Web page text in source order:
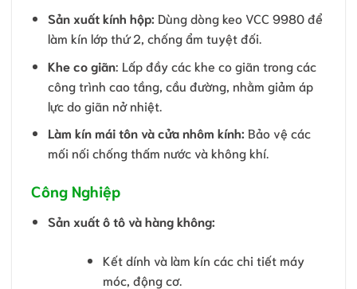
Sản xuất kính hộp: Dùng dòng keo VCC 9980 để
làm kín lớp thứ 2, chống ẩm tuyệt đối.
Khe co giãn: Lấp đầy các khe co giãn trong các
công trình cao tầng, cầu đường, nhằm giảm áp
lực do giãn nở nhiệt.
Làm kín mái tôn và cửa nhôm kính: Bảo vệ các
mối nối chống thấm nước và không khí.
Công Nghiệp
Sản xuất ô tô và hàng không:
Kết dính và làm kín các chi tiết máy
móc, động cơ.